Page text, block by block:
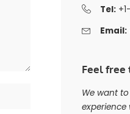
Tel:
Email:
Feel free
We want